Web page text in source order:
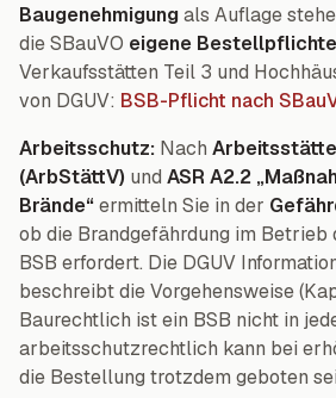
Baugenehmigungals Auflage
die SBauVO eigene
Verkaufsstätten Teil 3 und
von DGUV: BSB-Pflicht nach
Arbeitsschutz: Nach
(ArbStättV) und ASR A2.2
Brände“ermitteln Sie in der
ob die Brandgefährdung im Betrieb
BSB erfordert. Die DGUV
beschreibt die Vorgehensweise
Baurechtlich ist ein BSB nicht in
arbeitsschutzrechtlich kann bei
die Bestellung trotzdem geboten